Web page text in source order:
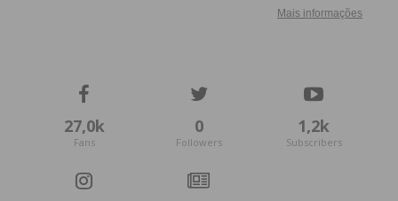
Eu li e concordo com os
termos e
condições
27,0k
Fans
0
Followers
1,2k
Subscribers